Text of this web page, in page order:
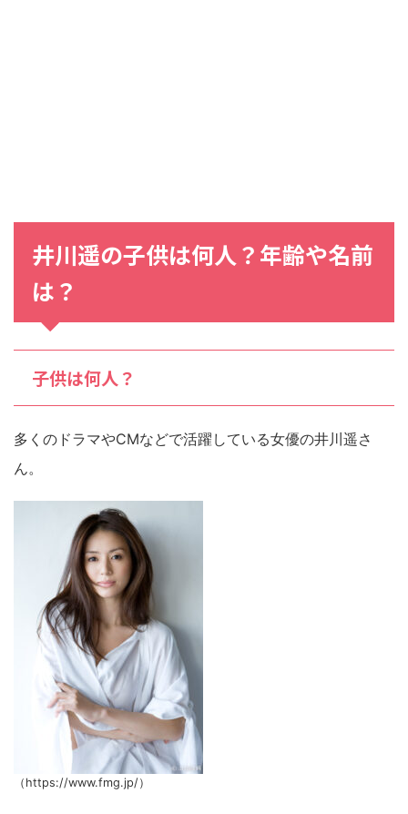
井川遥の子供は何人？年齢や名前
は？
子供は何人？
多くのドラマやCMなどで活躍している女優の井川遥さ
ん。
（https://www.fmg.jp/）